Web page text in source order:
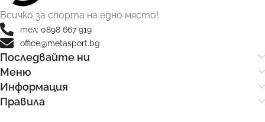
Всичко за спорта на едно място!
тел: 0898 667 919
office@metasport.bg
Последвайте ни
Меню
Информация
Правила